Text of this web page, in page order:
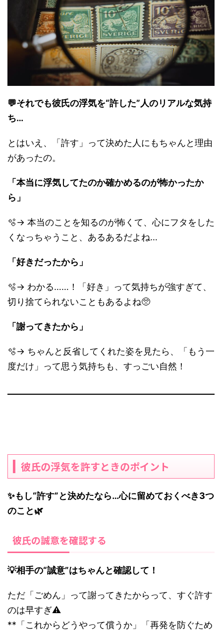
💬それでも彼氏の浮気を“許した”人のリアルな気持
ち…
とはいえ、「許す」って決めた人にもちゃんと理由
があったの。
「本当に浮気してたのか確かめるのが怖かったか
ら」
🫧→ 本当のことを知るのが怖くて、心にフタをした
くなっちゃうこと、あるあるだよね…
「好きだったから」
🫧→ わかる……！「好き」って気持ちが強すぎて、
切り捨てられないこともあるよね🥺
「謝ってきたから」
🫧→ ちゃんと反省してくれた姿を見たら、「もう一
度だけ」って思う気持ちも、すっごい自然！
彼氏の浮気を許すときのポイント
✨もし“許す”と決めたなら…心に留めておくべき3つ
のこと🌿
彼氏の誠意を確認する
💡相手の“誠意”はちゃんと確認して！
ただ「ごめん」って謝ってきたからって、すぐ許す
のは早すぎ⚠️
**「これからどうやって償うか」「再発を防ぐため